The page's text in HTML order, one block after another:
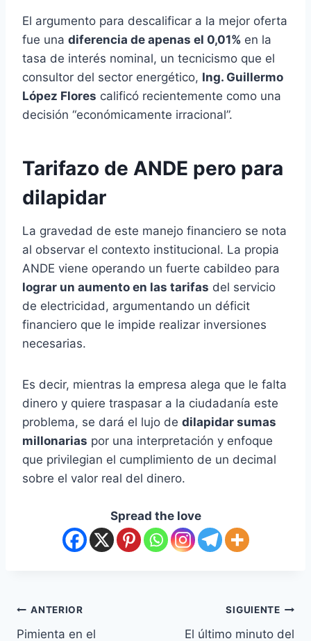
El argumento para descalificar a la mejor oferta
fue una diferencia de apenas el 0,01% en la
tasa de interés nominal, un tecnicismo que el
consultor del sector energético, Ing. Guillermo
López Flores calificó recientemente como una
decisión “económicamente irracional”.
Tarifazo de ANDE pero para
dilapidar
La gravedad de este manejo financiero se nota
al observar el contexto institucional. La propia
ANDE viene operando un fuerte cabildeo para
lograr un aumento en las tarifas del servicio
de electricidad, argumentando un déficit
financiero que le impide realizar inversiones
necesarias.
Es decir, mientras la empresa alega que le falta
dinero y quiere traspasar a la ciudadanía este
problema, se dará el lujo de dilapidar sumas
millonarias por una interpretación y enfoque
que privilegian el cumplimiento de un decimal
sobre el valor real del dinero.
Spread the love
ANTERIOR
Pimienta en el
SIGUIENTE
El último minuto del